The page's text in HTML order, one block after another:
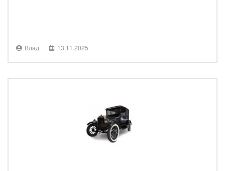
Влад 13.11.2025